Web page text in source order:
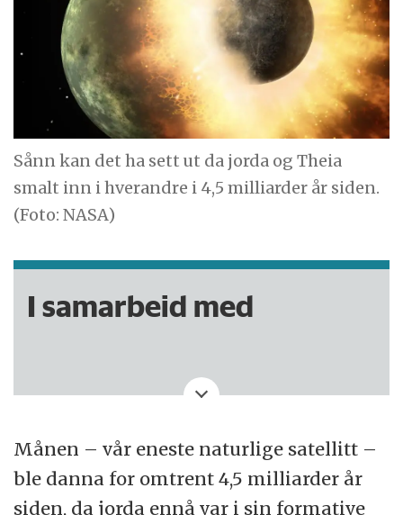
Sånn kan det ha sett ut da jorda og Theia
smalt inn i hverandre i 4,5 milliarder år siden.
(Foto: NASA)
I samarbeid med
Månen – vår eneste naturlige satellitt –
ble danna for omtrent 4,5 milliarder år
siden, da jorda ennå var i sin formative